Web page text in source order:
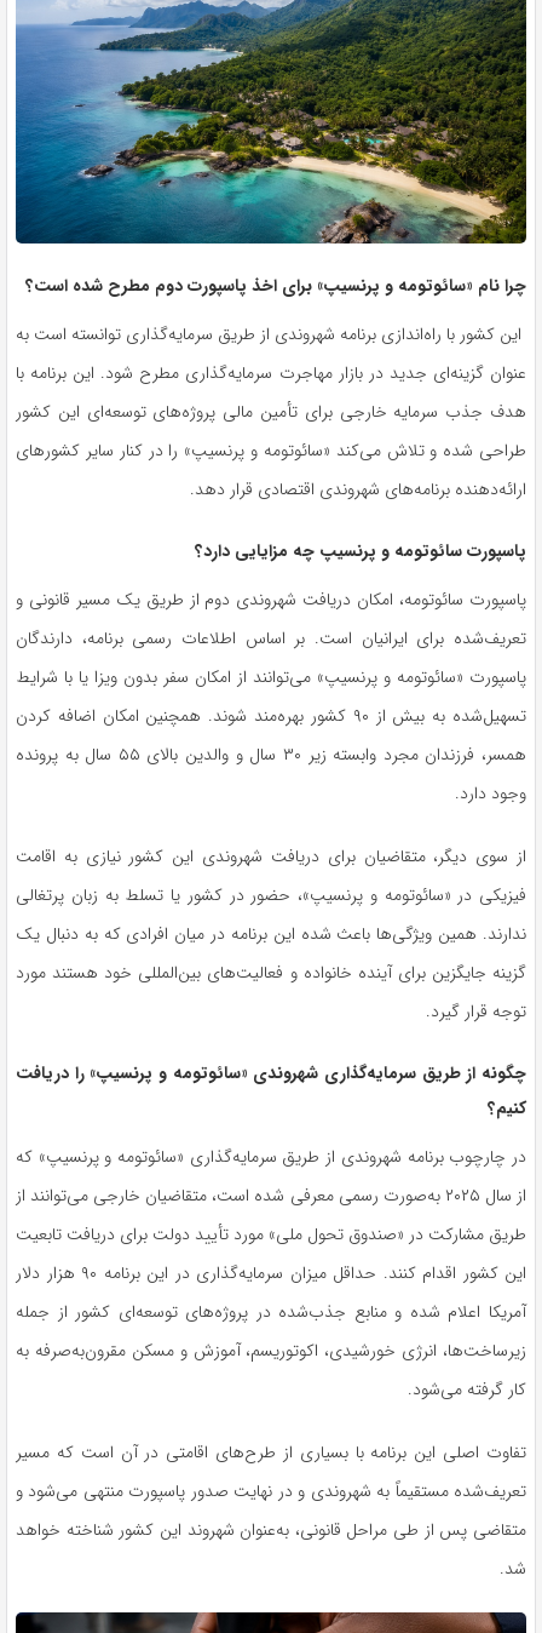
چرا نام «سائوتومه و پرنسیپ» برای اخذ پاسپورت دوم مطرح شده است؟
این کشور با راه‌اندازی برنامه شهروندی از طریق سرمایه‌گذاری توانسته است به
عنوان گزینه‌ای جدید در بازار مهاجرت سرمایه‌گذاری مطرح شود. این برنامه با
هدف جذب سرمایه خارجی برای تأمین مالی پروژه‌های توسعه‌ای این کشور
طراحی شده و تلاش می‌کند «سائوتومه و پرنسیپ» را در کنار سایر کشورهای
ارائه‌دهنده برنامه‌های شهروندی اقتصادی قرار دهد.
پاسپورت سائوتومه و پرنسیپ چه مزایایی دارد؟
پاسپورت سائوتومه، امکان دریافت شهروندی دوم از طریق یک مسیر قانونی و
تعریف‌شده برای ایرانیان است. بر اساس اطلاعات رسمی برنامه، دارندگان
پاسپورت «سائوتومه و پرنسیپ» می‌توانند از امکان سفر بدون ویزا یا با شرایط
تسهیل‌شده به بیش از ۹۰ کشور بهره‌مند شوند. همچنین امکان اضافه کردن
همسر، فرزندان مجرد وابسته زیر ۳۰ سال و والدین بالای ۵۵ سال به پرونده
وجود دارد.
از سوی دیگر، متقاضیان برای دریافت شهروندی این کشور نیازی به اقامت
فیزیکی در «سائوتومه و پرنسیپ»، حضور در کشور یا تسلط به زبان پرتغالی
ندارند. همین ویژگی‌ها باعث شده این برنامه در میان افرادی که به دنبال یک
گزینه جایگزین برای آینده خانواده و فعالیت‌های بین‌المللی خود هستند مورد
توجه قرار گیرد.
چگونه از طریق سرمایه‌گذاری شهروندی «سائوتومه و پرنسیپ» را دریافت
کنیم؟
در چارچوب برنامه شهروندی از طریق سرمایه‌گذاری «سائوتومه و پرنسیپ» که
از سال ۲۰۲۵ به‌صورت رسمی معرفی شده است، متقاضیان خارجی می‌توانند از
طریق مشارکت در «صندوق تحول ملی» مورد تأیید دولت برای دریافت تابعیت
این کشور اقدام کنند. حداقل میزان سرمایه‌گذاری در این برنامه ۹۰ هزار دلار
آمریکا اعلام شده و منابع جذب‌شده در پروژه‌های توسعه‌ای کشور از جمله
زیرساخت‌ها، انرژی خورشیدی، اکوتوریسم، آموزش و مسکن مقرون‌به‌صرفه به
کار گرفته می‌شود.
تفاوت اصلی این برنامه با بسیاری از طرح‌های اقامتی در آن است که مسیر
تعریف‌شده مستقیماً به شهروندی و در نهایت صدور پاسپورت منتهی می‌شود و
متقاضی پس از طی مراحل قانونی، به‌عنوان شهروند این کشور شناخته خواهد
شد.